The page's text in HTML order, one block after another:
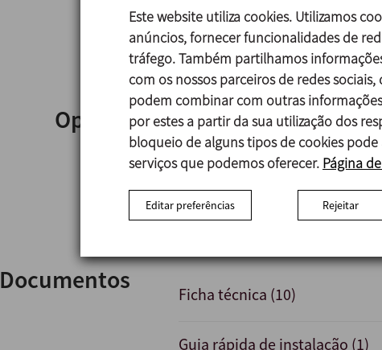
Juntas EPDM
Acabamento superficial externo:
Opções
Revestimento do motor em aço
Fecho e juntas noutros materiais.
Diferentes tipos de conexões.
Carrinho e/ou quadro elétrico.
Documentos Ficha técnica (10)
Guia rápida de instalação (1)
Este website utiliza cookies. Utilizamos
anúncios, fornecer funcionalidades de
tráfego. Também partilhamos
com os nossos parceiros de redes
podem combinar com outras
por estes a partir da sua utilização dos
bloqueio de alguns tipos de cookies
serviços que podemos oferecer. Página
Editar preferências Rejeitar